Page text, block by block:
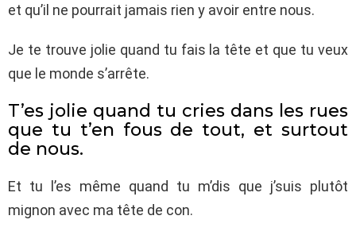
et qu’il ne pourrait jamais rien y avoir entre nous.
Je te trouve jolie quand tu fais la tête et que tu veux
que le monde s’arrête.
T’es jolie quand tu cries dans les rues
que tu t’en fous de tout, et surtout
de nous.
Et tu l’es même quand tu m’dis que j’suis plutôt
mignon avec ma tête de con.